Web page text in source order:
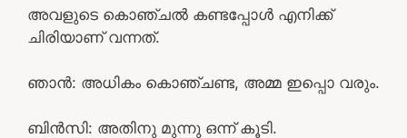
അവളുടെ കൊഞ്ചൽ കണ്ടപ്പോൾ എനിക്ക്
ചിരിയാണ് വന്നത്.
ഞാൻ: അധികം കൊഞ്ചണ്ട, അമ്മ ഇപ്പൊ വരും.
ബിൻസി: അതിനു മുന്നു ഒന്ന് കൂടി.